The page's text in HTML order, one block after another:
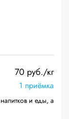
70 руб./кг
1 приёмка
и еды, а